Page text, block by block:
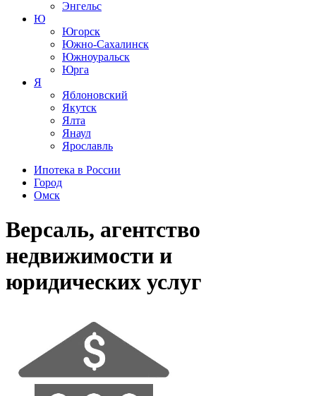
Энгельс
Ю
Югорск
Южно-Сахалинск
Южноуральск
Юрга
Я
Яблоновский
Якутск
Ялта
Янаул
Ярославль
Ипотека в России
Город
Омск
Версаль, агентство
недвижимости и
юридических услуг